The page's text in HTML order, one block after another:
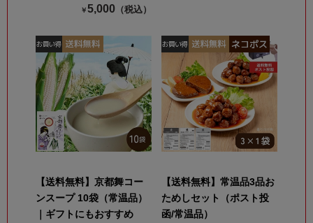
￥5,000 （税込）
【送料無料】京都舞コー
ンスープ 10袋（常温品）
｜ギフトにもおすすめ
【送料無料】常温品3品お
ためしセット（ポスト投
函/常温品）